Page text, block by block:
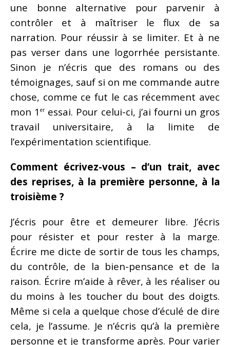
une bonne alternative pour parvenir à
contrôler et à maîtriser le flux de sa
narration. Pour réussir à se limiter. Et à ne
pas verser dans une logorrhée persistante.
Sinon je n’écris que des romans ou des
témoignages, sauf si on me commande autre
chose, comme ce fut le cas récemment avec
mon 1eressai. Pour celui-ci, j’ai fourni un gros
travail universitaire, à la limite de
l’expérimentation scientifique.
Comment écrivez-vous – d’un trait, avec
des reprises, à la première personne, à la
troisième ?
J’écris pour être et demeurer libre. J’écris
pour résister et pour rester à la marge.
Écrire me dicte de sortir de tous les champs,
du contrôle, de la bien-pensance et de la
raison. Écrire m’aide à rêver, à les réaliser ou
du moins à les toucher du bout des doigts.
Même si cela a quelque chose d’éculé de dire
cela, je l’assume. Je n’écris qu’à la première
personne et je transforme après. Pour varier